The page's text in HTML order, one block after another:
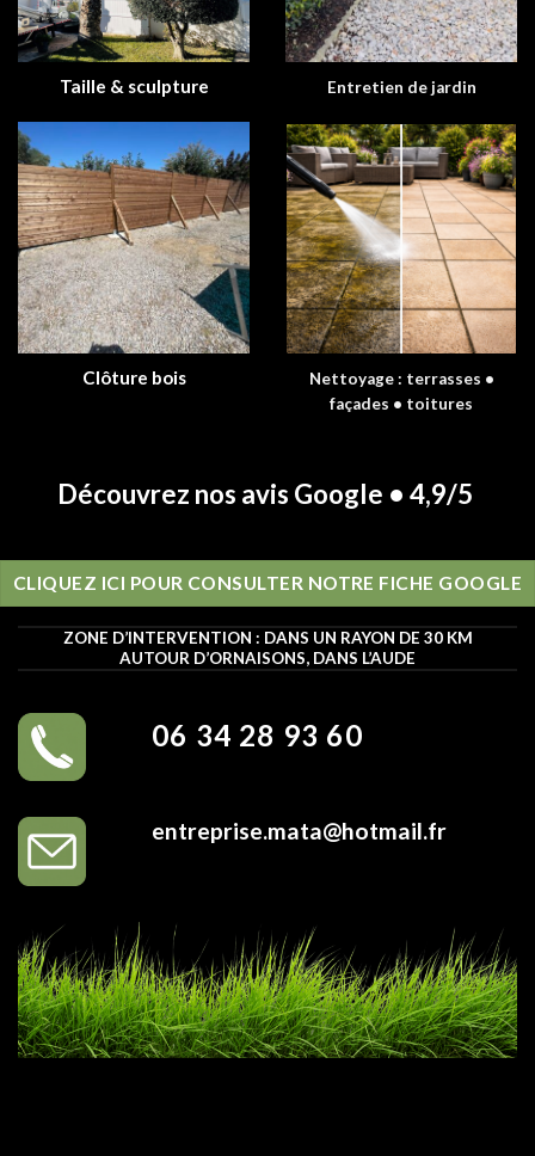
Taille & sculpture
Clôture bois
Entretien de jardin
Nettoyage : terrasses •
façades • toitures
Découvrez nos avis Google • 4,9/5
CLIQUEZ ICI POUR CONSULTER NOTRE FICHE GOOGLE
ZONE D’INTERVENTION : DANS UN RAYON DE 30 KM
AUTOUR D’ORNAISONS, DANS L’AUDE
06 34 28 93 60
entreprise.mata@hotmail.fr